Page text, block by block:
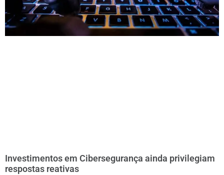
Investimentos em Cibersegurança ainda privilegiam
respostas reativas